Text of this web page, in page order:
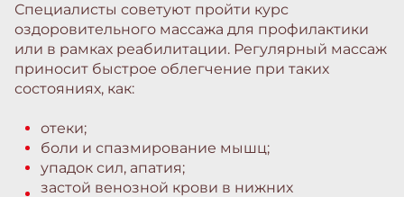
Специалисты советуют пройти курс
оздоровительного массажа для профилактики
или в рамках реабилитации. Регулярный массаж
приносит быстрое облегчение при таких
состояниях, как:
отеки;
боли и спазмирование мышц;
упадок сил, апатия;
застой венозной крови в нижних